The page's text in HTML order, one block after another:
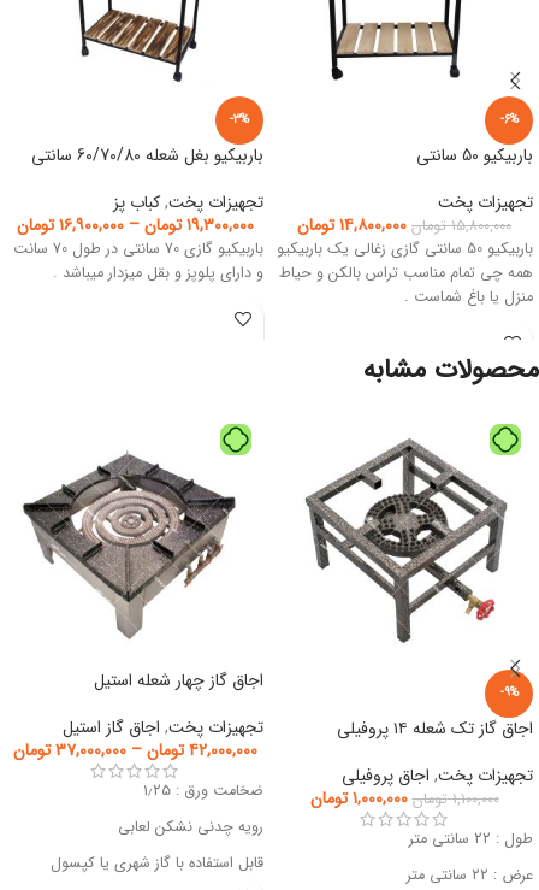
-6%
باربیکیو 50 سانتی
تجهیزات پخت
۱۵,۸۰۰,۰۰۰ تومان ۱۴,۸۰۰,۰۰۰تومان
باربیکیو 50 سانتی گازی زغالی یک باربیکیو
همه چی تمام مناسب تراس بالکن و حیاط
منزل یا باغ شماست .
-3%
باربیکیو بغل شعله 60/70/80 سانتی
تجهیزات پخت,کباب پز
۱۹,۳۰۰,۰۰۰ تومان – ۱۶,۹۰۰,۰۰۰ تومان
باربیکیو گازی 70 سانتی در طول 70 سانت
و دارای پلوپز و بقل میزدار میباشد .
محصولات مشابه
-9%
اجاق گاز تک شعله ۱۴ پروفیلی
تجهیزات پخت, اجاق پروفیلی
۱,۱۰۰,۰۰۰ تومان ۱,۰۰۰,۰۰۰ تومان
طول : ۲۲ سانتی متر
عرض : ۲۲ سانتی متر
اجاق گاز چهار شعله استیل
تجهیزات پخت, اجاق گاز استیل
۴۲,۰۰۰,۰۰۰ تومان – ۳۷,۰۰۰,۰۰۰ تومان
ضخامت ورق : ۱٫۲۵
رویه چدنی نشکن لعابی
قابل استفاده با گاز شهری یا کپسول